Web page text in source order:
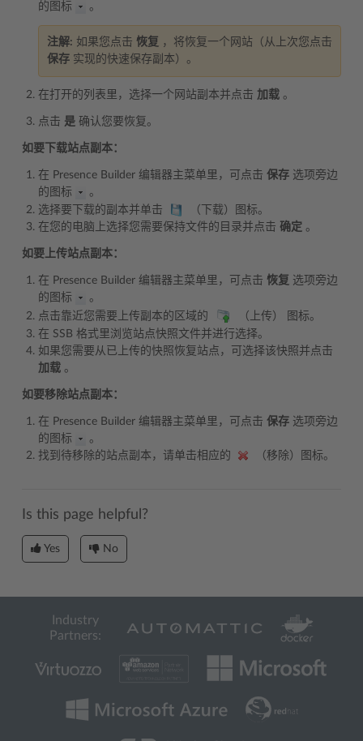
的图标
。
注解: 如果您点击 恢复 ，将恢复一个网站（从上次您点击
保存 实现的快速保存副本）。
在打开的列表里，选择一个网站副本并点击 加载 。
点击 是 确认您要恢复。
如要下载站点副本：
在 Presence Builder 编辑器主菜单里，可点击 保存 选项旁边
的图标
。
选择要下载的副本并单击
（下载）图标。
在您的电脑上选择您需要保持文件的目录并点击 确定 。
如要上传站点副本：
在 Presence Builder 编辑器主菜单里，可点击 恢复 选项旁边
的图标
。
点击靠近您需要上传副本的区域的
（上传） 图标。
在 SSB 格式里浏览站点快照文件并进行选择。
如果您需要从已上传的快照恢复站点，可选择该快照并点击
加载 。
如要移除站点副本：
在 Presence Builder 编辑器主菜单里，可点击 保存 选项旁边
的图标
。
找到待移除的站点副本，请单击相应的
（移除）图标。
Is this page helpful?
Yes No
Industry
Partners: